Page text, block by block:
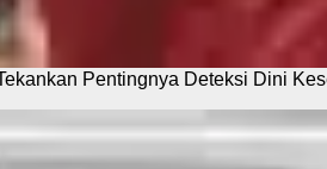
Pentingnya Deteksi Dini